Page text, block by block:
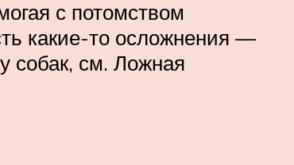
с потомством
какие-то осложнения —
собак, см. Ложная